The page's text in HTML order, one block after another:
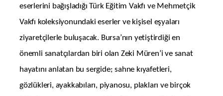
eserlerini bağışladığı Türk Eğitim Vakfı ve Mehmetçik
Vakfı koleksiyonundaki eserler ve kişisel eşyaları
ziyaretçilerle buluşacak. Bursa’nın yetiştirdiği en
önemli sanatçılardan biri olan Zeki Müren’i ve sanat
hayatını anlatan bu sergide; sahne kıyafetleri,
gözlükleri, ayakkabıları, piyanosu, plakları ve birçok